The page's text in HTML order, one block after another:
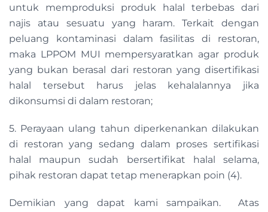
untuk memproduksi produk halal terbebas dari
najis atau sesuatu yang haram. Terkait dengan
peluang kontaminasi dalam fasilitas di restoran,
maka LPPOM MUI mempersyaratkan agar produk
yang bukan berasal dari restoran yang disertifikasi
halal tersebut harus jelas kehalalannya jika
dikonsumsi di dalam restoran;
5. Perayaan ulang tahun diperkenankan dilakukan
di restoran yang sedang dalam proses sertifikasi
halal maupun sudah bersertifikat halal selama,
pihak restoran dapat tetap menerapkan poin (4).
Demikian yang dapat kami sampaikan. Atas